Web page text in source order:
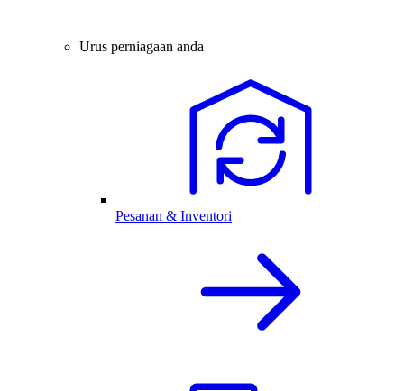
Urus perniagaan anda
Pesanan & Inventori